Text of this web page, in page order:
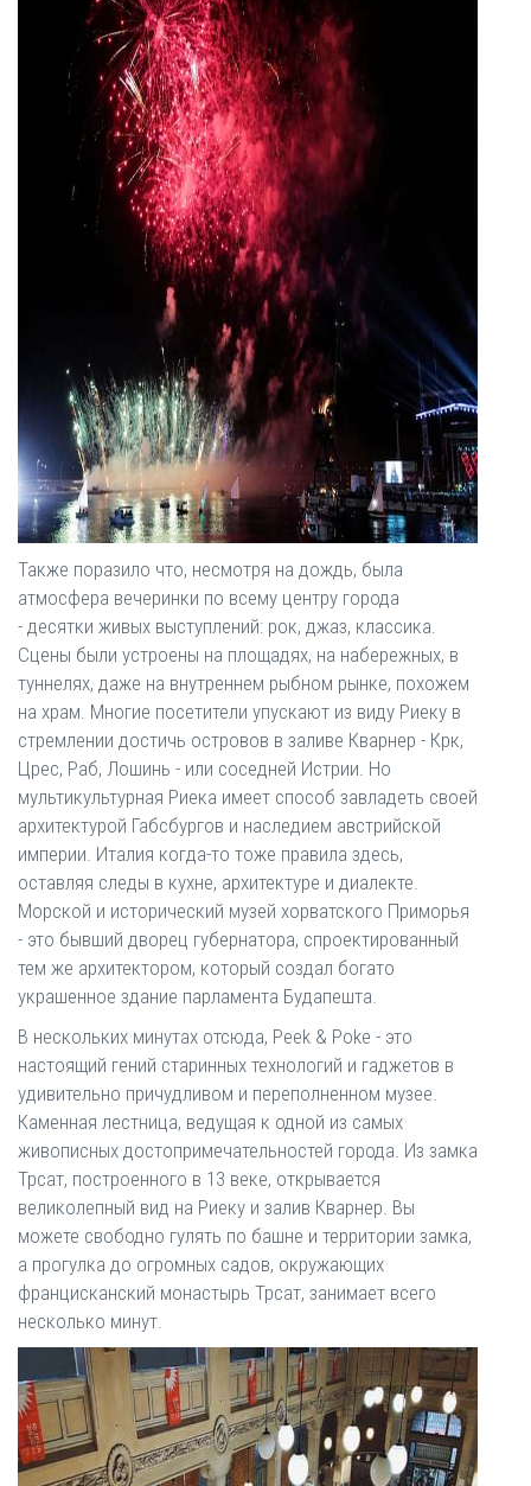
Также поразило что, несмотря на дождь, была
атмосфера вечеринки по всему центру города
- десятки живых выступлений: рок, джаз, классика.
Сцены были устроены на площадях, на набережных, в
туннелях, даже на внутреннем рыбном рынке, похожем
на храм. Многие посетители упускают из виду Риеку в
стремлении достичь островов в заливе Кварнер - Крк,
Црес, Раб, Лошинь - или соседней Истрии. Но
мультикультурная Риека имеет способ завладеть своей
архитектурой Габсбургов и наследием австрийской
империи. Италия когда-то тоже правила здесь,
оставляя следы в кухне, архитектуре и диалекте.
Морской и исторический музей хорватского Приморья
- это бывший дворец губернатора, спроектированный
тем же архитектором, который создал богато
украшенное здание парламента Будапешта.
В нескольких минутах отсюда, Peek & Poke - это
настоящий гений старинных технологий и гаджетов в
удивительно причудливом и переполненном музее.
Каменная лестница, ведущая к одной из самых
живописных достопримечательностей города. Из замка
Трсат, построенного в 13 веке, открывается
великолепный вид на Риеку и залив Кварнер. Вы
можете свободно гулять по башне и территории замка,
а прогулка до огромных садов, окружающих
францисканский монастырь Трсат, занимает всего
несколько минут.